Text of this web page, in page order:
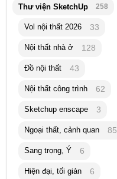
Thư viện SketchUp 258
Vol nội thất 2026 33
Nội thất nhà ở 128
Đồ nội thất 43
Nội thất công trình 62
Sketchup enscape 3
Ngoại thất, cảnh quan 85
Sang trọng, Ý 6
Hiện đại, tối giản 6